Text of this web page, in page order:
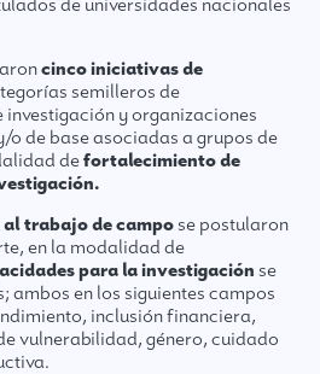
cinco iniciativas de
semilleros de
investigación y organizaciones
de base asociadas a grupos de
defortalecimiento de
trabajo de campose postularon
en la modalidad de
para la investigación se
ambos en los siguientes campos
inclusión financiera,
vulnerabilidad, género, cuidado